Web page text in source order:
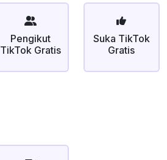
Pengikut
TikTok Gratis
Suka TikTok
Gratis